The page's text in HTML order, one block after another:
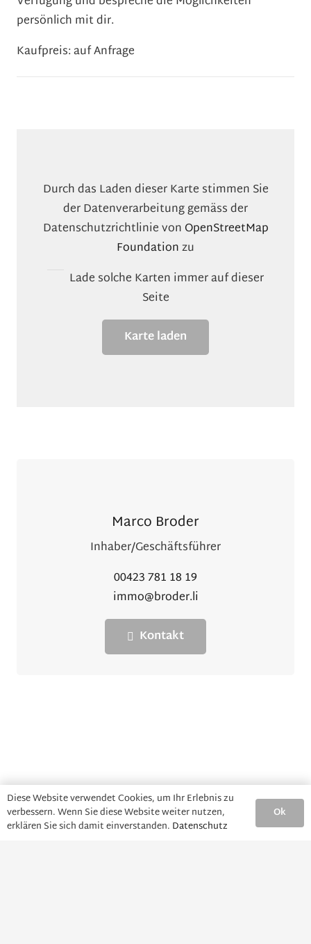
persönlich mit dir.
Kaufpreis: auf Anfrage
Durch das Laden dieser Karte stimmen Sie
der Datenverarbeitung gemäss der
Datenschutzrichtlinie von OpenStreetMap
Foundationzu
Lade solche Karten immer auf dieser
Seite
Karte laden
Marco Broder
Inhaber/Geschäftsführer
00423 781 18 19
immo@broder.li
Kontakt
Diese Website verwendet Cookies, um Ihr Erlebnis zu
verbessern. Wenn Sie diese Website weiter nutzen,
erklären Sie sich damit einverstanden. Datenschutz
Ok